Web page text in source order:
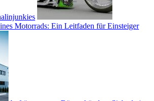
Motorrads: Ein Leitfaden für Einsteiger